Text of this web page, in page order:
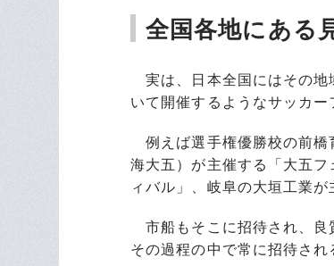
全国各地にある
実は、日本全国にはその地
いて開催するようなサッカー
例えば選手権優勝校の前橋
海大五）が主催する「大五
ィバル」、岐阜の大垣工業
市船もそこに招待され、良
その過程の中で常に招待さ